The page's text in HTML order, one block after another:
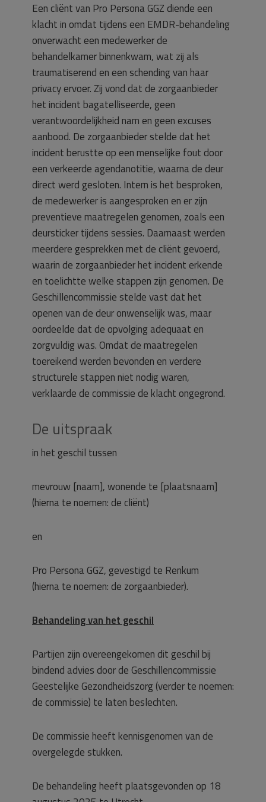
Een cliënt van Pro Persona GGZ diende een
klacht in omdat tijdens een EMDR-behandeling
onverwacht een medewerker de
behandelkamer binnenkwam, wat zij als
traumatiserend en een schending van haar
privacy ervoer. Zij vond dat de zorgaanbieder
het incident bagatelliseerde, geen
verantwoordelijkheid nam en geen excuses
aanbood. De zorgaanbieder stelde dat het
incident berustte op een menselijke fout door
een verkeerde agendanotitie, waarna de deur
direct werd gesloten. Intern is het besproken,
de medewerker is aangesproken en er zijn
preventieve maatregelen genomen, zoals een
deursticker tijdens sessies. Daarnaast werden
meerdere gesprekken met de cliënt gevoerd,
waarin de zorgaanbieder het incident erkende
en toelichtte welke stappen zijn genomen. De
Geschillencommissie stelde vast dat het
openen van de deur onwenselijk was, maar
oordeelde dat de opvolging adequaat en
zorgvuldig was. Omdat de maatregelen
toereikend werden bevonden en verdere
structurele stappen niet nodig waren,
verklaarde de commissie de klacht ongegrond.
De uitspraak
in het geschil tussen
mevrouw [naam], wonende te [plaatsnaam]
(hierna te noemen: de cliënt)
en
Pro Persona GGZ, gevestigd te Renkum
(hierna te noemen: de zorgaanbieder).
Behandeling van het geschil
Partijen zijn overeengekomen dit geschil bij
bindend advies door de Geschillencommissie
Geestelijke Gezondheidszorg (verder te noemen:
de commissie) te laten beslechten.
De commissie heeft kennisgenomen van de
overgelegde stukken.
De behandeling heeft plaatsgevonden op 18